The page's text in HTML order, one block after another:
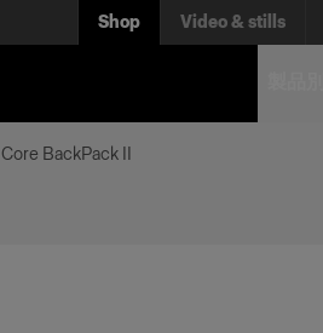
Shop Video & stills
Core BackPack II